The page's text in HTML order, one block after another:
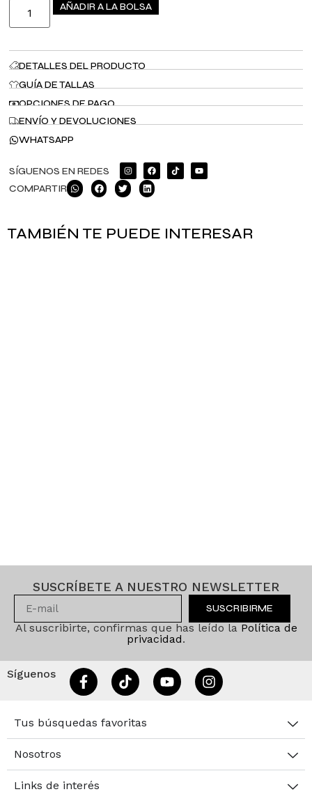
AÑADIR A LA BOLSA
DETALLES DEL PRODUCTO
GUÍA DE TALLAS
OPCIONES DE PAGO
ENVÍO Y DEVOLUCIONES
WHATSAPP
SÍGUENOS EN REDES
COMPARTIR
TAMBIÉN TE PUEDE INTERESAR
SUSCRÍBETE A NUESTRO NEWSLETTER
SUSCRIBIRME
Al suscribirte, confirmas que has leído la Política de
privacidad.
Síguenos
Tus búsquedas favoritas
Nosotros
Links de interés